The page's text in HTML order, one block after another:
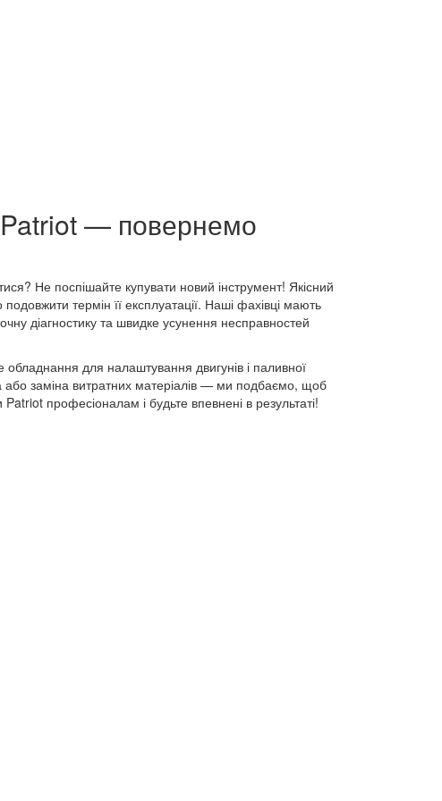
— повернемо
Не поспішайте купувати новий інструмент! Якісний
термін її експлуатації. Наші фахівці мають
діагностику та швидке усунення несправностей
для налаштування двигунів і паливної
заміна витратних матеріалів — ми подбаємо, щоб
професіоналам і будьте впевнені в результаті!